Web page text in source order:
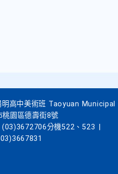
明高中美術班 Taoyuan
園區德壽街8號
(03)3672706分機522、523